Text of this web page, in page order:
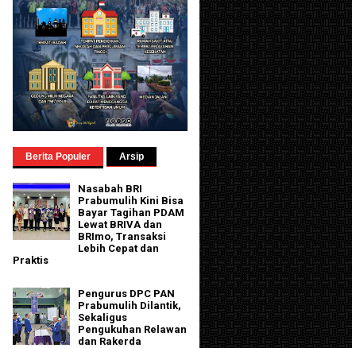
Berita Populer Arsip
Nasabah BRI
Prabumulih Kini Bisa
Bayar Tagihan PDAM
Lewat BRIVA dan
BRImo, Transaksi
Lebih Cepat dan
Praktis
Pengurus DPC PAN
Prabumulih Dilantik,
Sekaligus
Pengukuhan Relawan
dan Rakerda